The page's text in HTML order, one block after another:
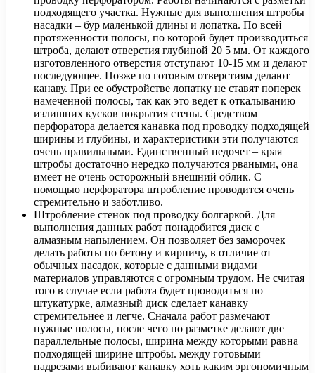
подходящего участка. Нужные для выполнения штробы
насадки – бур маленькой длины и лопатка. По всей
протяженности полосы, по которой будет производиться
штроба, делают отверстия глубиной 20 5 мм. От каждого
изготовленного отверстия отступают 10-15 мм и делают
последующее. Позже по готовым отверстиям делают
канаву. При ее обустройстве лопатку не ставят поперек
намеченной полосы, так как это ведет к откалыванию
излишних кусков покрытия стены. Средством
перфоратора делается канавка под проводку подходящей
ширины и глубины, и характеристики эти получаются
очень правильными. Единственный недочет – края
штробы достаточно нередко получаются рваными, она
имеет не очень осторожный внешний облик. С
помощью перфоратора штробление проводится очень
стремительно и заботливо.
Штробление стенок под проводку болгаркой. Для
выполнения данных работ понадобится диск с
алмазным напылением. Он позволяет без заморочек
делать работы по бетону и кирпичу, в отличие от
обычных насадок, которые с данными видами
материалов управляются с огромным трудом. Не считая
того в случае если работа будет проводиться по
штукатурке, алмазный диск сделает канавку
стремительнее и легче. Сначала работ размечают
нужные полосы, после чего по разметке делают две
параллельные полосы, ширина между которыми равна
подходящей ширине штробы. между готовыми
надрезами выбивают канавку хоть каким эргономичным